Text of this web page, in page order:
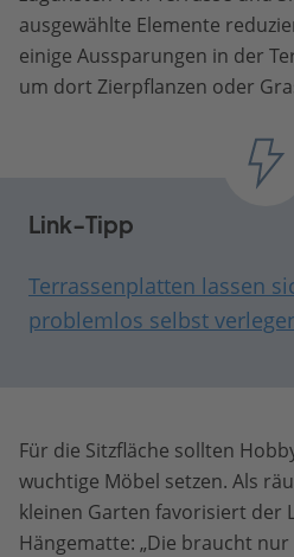
ausgewählte Elemente
einige Aussparungen in der
um dort Zierpflanzen oder
Link-Tipp
Terrassenplatten lassen
problemlos selbst
Für die Sitzfläche sollten
wuchtige Möbel setzen. Als
kleinen Garten favorisiert der
Hängematte: „Die braucht